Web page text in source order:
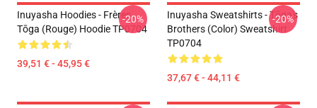
Inuyasha Hoodies - Frères
Tōga (rouge) Hoodie TP0704
39,51 € - 45,95 €
-20%
Inuyasha Sweatshirts - Tōga's
Brothers (color) Sweatshirt
TP0704
37,67 € - 44,11 €
-20%